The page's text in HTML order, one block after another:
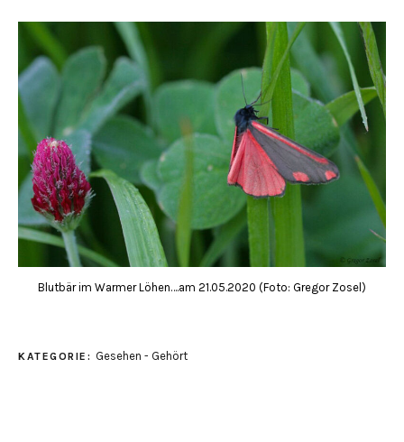
Blutbär im Warmer Löhen….am 21.05.2020 (Foto: Gregor Zosel)
KATEGORIE: Gesehen - Gehört